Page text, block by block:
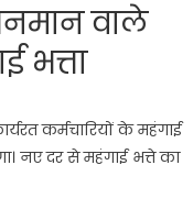
वाले
भत्ता
कर्मचारियों के महंगाई
नए दर से महंगाई भत्ते का